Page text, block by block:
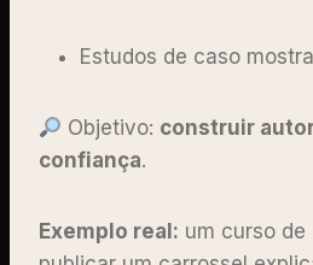
Estudos de caso
Objetivo: construir
confiança.
Exemplo real: um curso de